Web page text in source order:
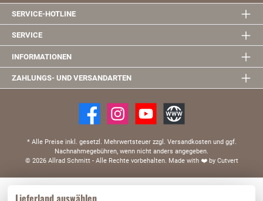
SERVICE-HOTLINE
SERVICE
INFORMATIONEN
ZAHLUNGS- UND VERSANDARTEN
* Alle Preise inkl. gesetzl. Mehrwertsteuer zzgl. Versandkosten und ggf.
Nachnahmegebühren, wenn nicht anders angegeben.
© 2026 Allrad Schmitt - Alle Rechte vorbehalten. Made with ❤️by Cutvert
Lieferland auswählen